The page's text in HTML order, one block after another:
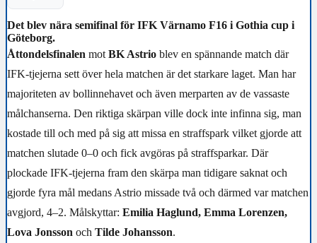
Det blev nära semifinal för IFK Värnamo F16 i Gothia cup i
Göteborg.
Åttondelsfinalen mot BK Astrio blev en spännande match där
IFK-tjejerna sett över hela matchen är det starkare laget. Man har
majoriteten av bollinnehavet och även merparten av de vassaste
målchanserna. Den riktiga skärpan ville dock inte infinna sig, man
kostade till och med på sig att missa en straffspark vilket gjorde att
matchen slutade 0–0 och fick avgöras på straffsparkar. Där
plockade IFK-tjejerna fram den skärpa man tidigare saknat och
gjorde fyra mål medans Astrio missade två och därmed var matchen
avgjord, 4–2. Målskyttar: Emilia Haglund, Emma Lorenzen,
Lova Jonsson och Tilde Johansson.